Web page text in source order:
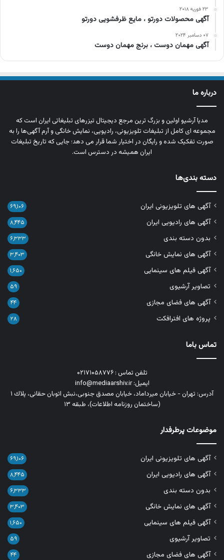
۲۳ فوریه ۲۰۱۸
آگهی محصولات دورتو ، مایع ظرفشویی دورتو
۰۷ دسامبر ۲۰۲۴
آگهی مهمان دوست ، برنج مهمان دوست
درباره ما
مدیا آرشیو اولین و بزرگ‌ ترین مرجع دیجیتال تیزرهای تبلیغاتی ایران است که
مجموعه‌ ای کامل از تبلیغات تلویزیونی، رادیویی، نمایش خانگی و آرم‌ آگهی‌ها را به‌
صورت تفکیک‌ شده و رایگان در اختیار شما قرار می‌ دهد؛ جایی که تاریخ تبلیغات
ایران همیشه در دسترس است.
دسته بندی‌ها
آگهی های تلویزیونی ایران ۶۹,۱۰۶
آگهی های رادیویی ایران ۸,۴۴۵
بدون دسته بندی ۶,۳۳۳
آگهی های نمایش خانگی ۳,۴۰۳
آگهی فیلم های سینمایی ۱,۶۵۰
تصاویر آرشیوی ۵۹
آگهی های فضای مجازی ۴۴
پروژه های افترافکت ۲۸
تماس باما
تلفن تماس : ۰۲۱۷۱۰۵۸۷۷۶
ایمیل: info@mediaarshiv.ir
آدرس: تهران - خیابان میرداماد، خیابان مصدق جنوبی،نبش اتوبان حقانی، پلاك ١
(ساختمان روزنامه اطلاعات)، طبقه ۱۳
موضوعات پرطرفدار
آگهی های تلویزیونی ایران ۶۹,۱۰۶
آگهی های رادیویی ایران ۸,۴۴۵
بدون دسته بندی ۶,۳۳۳
آگهی های نمایش خانگی ۳,۴۰۳
آگهی فیلم های سینمایی ۱,۶۵۰
تصاویر آرشیوی ۵۹
آگهی های فضای مجازی ۴۴